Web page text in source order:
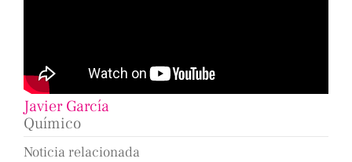
Javier García
Químico
Noticia relacionada